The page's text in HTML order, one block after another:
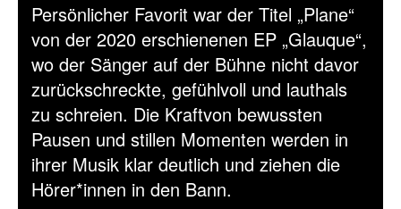
Persönlicher Favorit war der Titel „Plane“
von der 2020 erschienenen EP „Glauque“,
wo der Sänger auf der Bühne nicht davor
zurückschreckte, gefühlvoll und lauthals
zu schreien. Die Kraftvon bewussten
Pausen und stillen Momenten werden in
ihrer Musik klar deutlich und ziehen die
Hörer*innen in den Bann.